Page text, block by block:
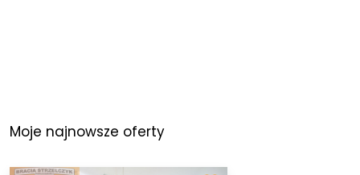
Moje najnowsze oferty